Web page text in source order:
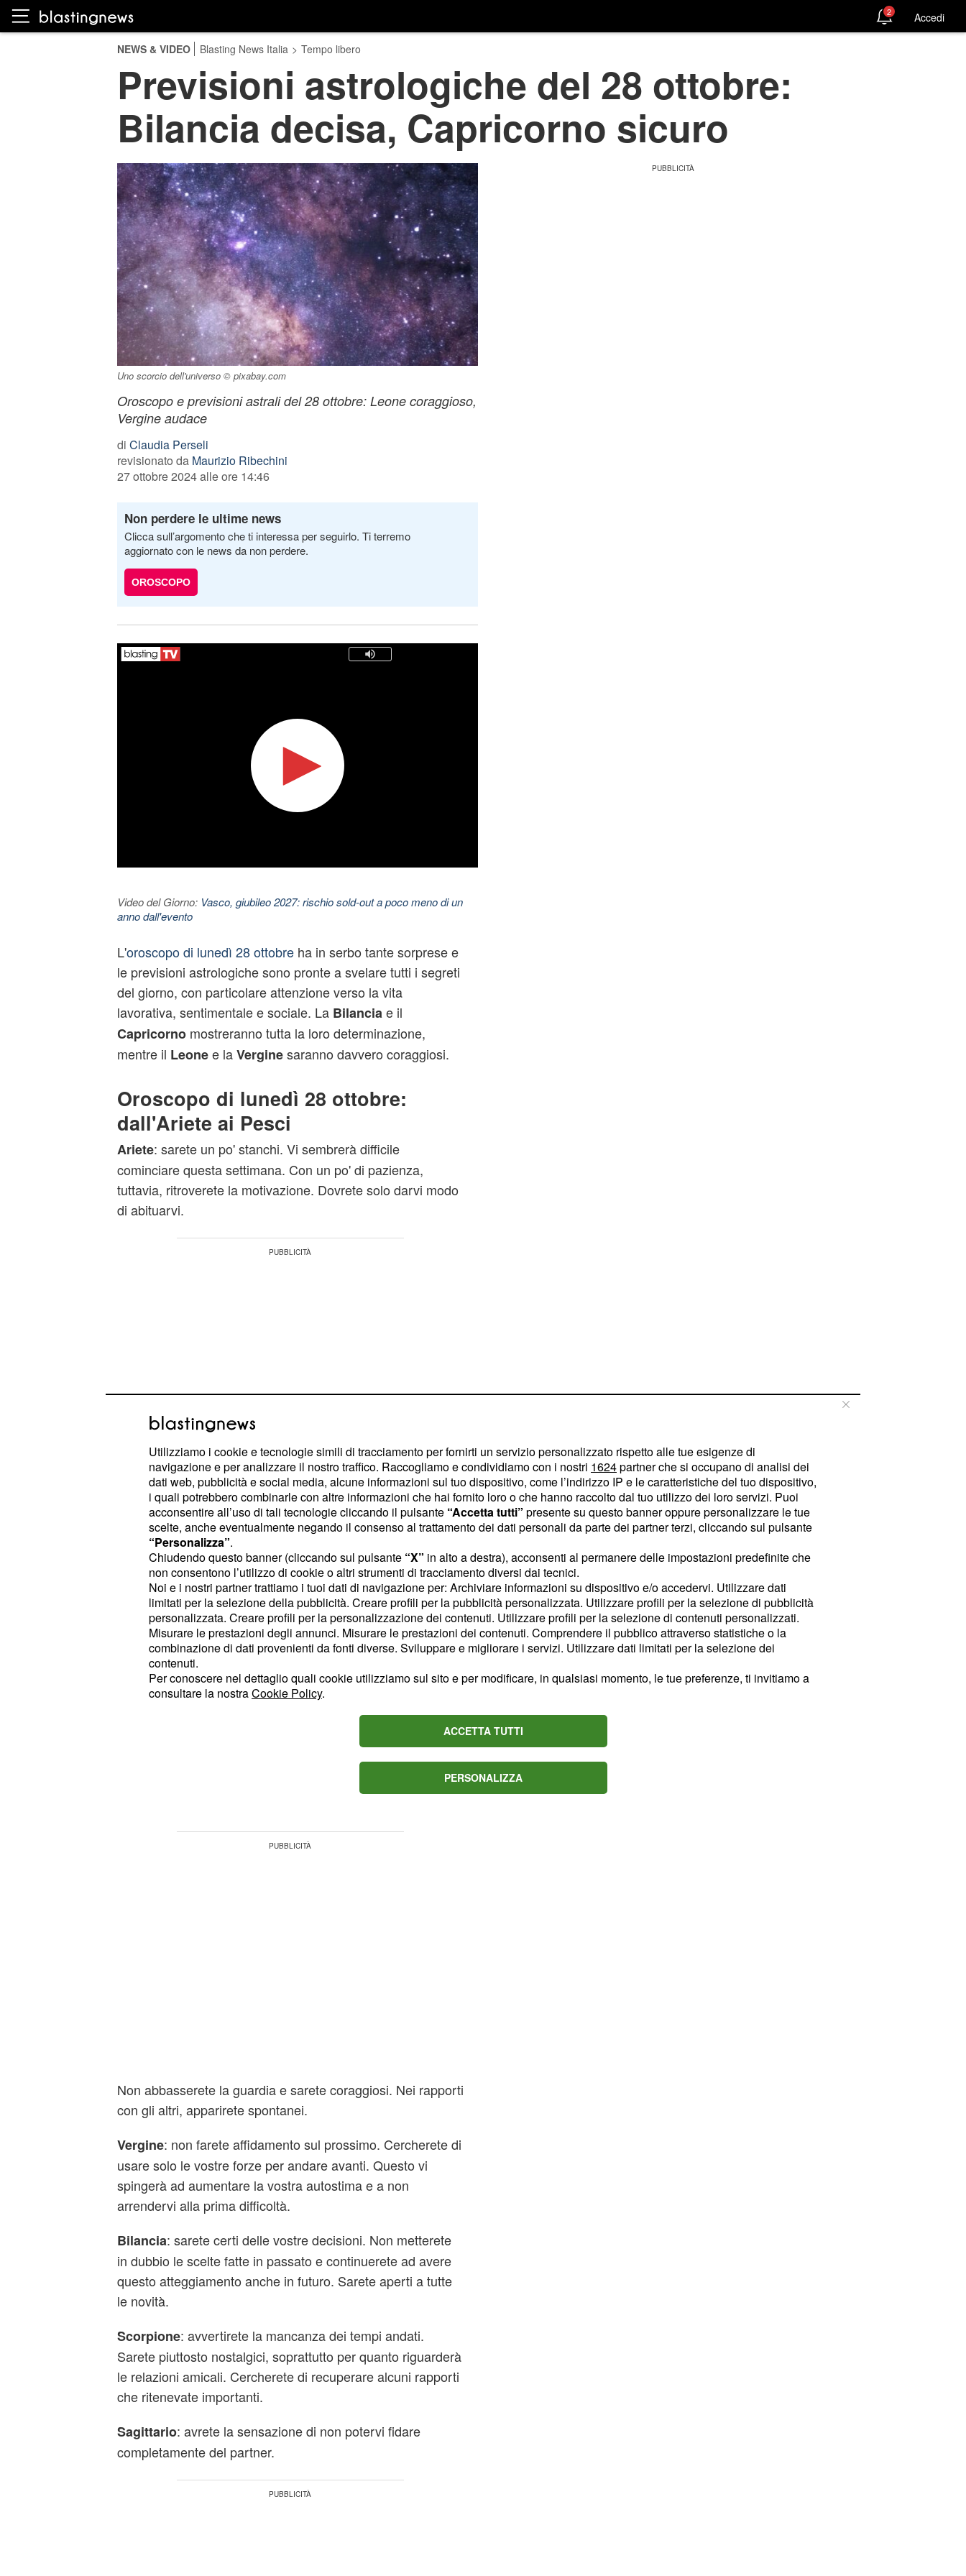
2 Accedi
NEWS & VIDEO Blasting News Italia > Tempo libero
Previsioni astrologiche del 28 ottobre:
Bilancia decisa, Capricorno sicuro
Uno scorcio dell'universo © pixabay.com
Oroscopo e previsioni astrali del 28 ottobre: Leone coraggioso,
Vergine audace
di Claudia Perseli
revisionato da Maurizio Ribechini
27 ottobre 2024 alle ore 14:46
Non perdere le ultime news
Clicca sull’argomento che ti interessa per seguirlo. Ti terremo
aggiornato con le news da non perdere.
OROSCOPO
Video del Giorno: Vasco, giubileo 2027: rischio sold-out a poco meno di un
anno dall'evento
L'oroscopo di lunedì 28 ottobreha in serbo tante sorprese e
le previsioni astrologiche sono pronte a svelare tutti i segreti
del giorno, con particolare attenzione verso la vita
lavorativa, sentimentale e sociale. La Bilancia e il
Capricornomostreranno tutta la loro determinazione,
mentre il Leonee laVerginesaranno davvero coraggiosi.
Oroscopo di lunedì 28 ottobre:
dall'Ariete ai Pesci
Ariete: sarete un po' stanchi. Vi sembrerà difficile
cominciare questa settimana. Con un po' di pazienza,
tuttavia, ritroverete la motivazione. Dovrete solo darvi modo
di abituarvi.
: non riuscirete a gestire tante emozioni. Tenderete a
farvi travolgere dalla rabbia a causa delle parole di
determinate persone. L'oroscopodel giorno, tuttavia, vi
consiglia di non dare vita a una discussione.
Gemelli: sarete gentili con il prossimo, ma vorrete essere
trattati nello stesso modo. In caso contrario, diventerete
vendicativi e poco tolleranti. Lo stress potrebbe prendere il
sopravvento.
Cancro: avrete numerosi assi nella manica, ma attenderete
speranza di assistere a un miglioramento spontaneo della
: vivrete questa giornata con allegria. Sarete contenti
Non abbasserete la guardia e sarete coraggiosi. Nei rapporti
con gli altri, apparirete spontanei.
Vergine: non farete affidamento sul prossimo. Cercherete di
usare solo le vostre forze per andare avanti. Questo vi
spingerà ad aumentare la vostra autostima e a non
arrendervi alla prima difficoltà.
Bilancia: sarete certi delle vostre decisioni. Non metterete
in dubbio le scelte fatte in passato e continuerete ad avere
questo atteggiamento anche in futuro. Sarete aperti a tutte
le novità.
Scorpione: avvertirete la mancanza dei tempi andati.
Sarete piuttosto nostalgici, soprattutto per quanto riguarderà
le relazioni amicali. Cercherete di recuperare alcuni rapporti
che ritenevate importanti.
Sagittario: avrete la sensazione di non potervi fidare
completamente del partner.
Utilizziamo i cookie e tecnologie simili di tracciamento per fornirti un servizio personalizzato rispetto alle tue esigenze di
navigazione e per analizzare il nostro traffico. Raccogliamo e condividiamo con i nostri 1624partner che si occupano di analisi dei
dati web, pubblicità e social media, alcune informazioni sul tuo dispositivo, come l’indirizzo IP e le caratteristiche del tuo dispositivo,
i quali potrebbero combinarle con altre informazioni che hai fornito loro o che hanno raccolto dal tuo utilizzo dei loro servizi. Puoi
acconsentire all’uso di tali tecnologie cliccando il pulsante “Accetta tutti” presente su questo banner oppure personalizzare le tue
scelte, anche eventualmente negando il consenso al trattamento dei dati personali da parte dei partner terzi, cliccando sul pulsante
“Personalizza”.
Chiudendo questo banner (cliccando sul pulsante “X” in alto a destra), acconsenti al permanere delle impostazioni predefinite che
non consentono l’utilizzo di cookie o altri strumenti di tracciamento diversi dai tecnici.
Noi e i nostri partner trattiamo i tuoi dati di navigazione per: Archiviare informazioni su dispositivo e/o accedervi. Utilizzare dati
limitati per la selezione della pubblicità. Creare profili per la pubblicità personalizzata. Utilizzare profili per la selezione di pubblicità
personalizzata. Creare profili per la personalizzazione dei contenuti. Utilizzare profili per la selezione di contenuti personalizzati.
Misurare le prestazioni degli annunci. Misurare le prestazioni dei contenuti. Comprendere il pubblico attraverso statistiche o la
combinazione di dati provenienti da fonti diverse. Sviluppare e migliorare i servizi. Utilizzare dati limitati per la selezione dei
contenuti.
Per conoscere nel dettaglio quali cookie utilizziamo sul sito e per modificare, in qualsiasi momento, le tue preferenze, ti invitiamo a
consultare la nostraCookie Policy.
ACCETTA TUTTI
PERSONALIZZA